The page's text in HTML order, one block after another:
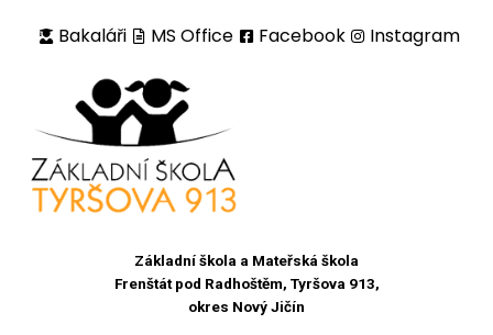
Bakaláři MS Office Facebook Instagram
Základní škola a Mateřská škola
Frenštát pod Radhoštěm, Tyršova 913,
okres Nový Jičín